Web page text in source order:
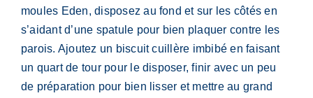
moules Eden, disposez au fond et sur les côtés en
s’aidant d’une spatule pour bien plaquer contre les
parois. Ajoutez un biscuit cuillère imbibé en faisant
un quart de tour pour le disposer, finir avec un peu
de préparation pour bien lisser et mettre au grand